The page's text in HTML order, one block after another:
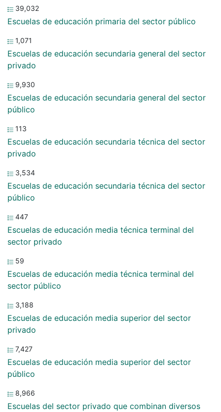
39,032
Escuelas de educación primaria del sector público
1,071
Escuelas de educación secundaria general del sector
privado
9,930
Escuelas de educación secundaria general del sector
público
113
Escuelas de educación secundaria técnica del sector
privado
3,534
Escuelas de educación secundaria técnica del sector
público
447
Escuelas de educación media técnica terminal del
sector privado
59
Escuelas de educación media técnica terminal del
sector público
3,188
Escuelas de educación media superior del sector
privado
7,427
Escuelas de educación media superior del sector
público
8,966
Escuelas del sector privado que combinan diversos